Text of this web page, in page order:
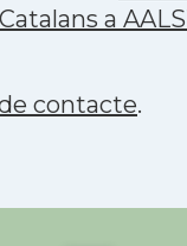
a
contacte.